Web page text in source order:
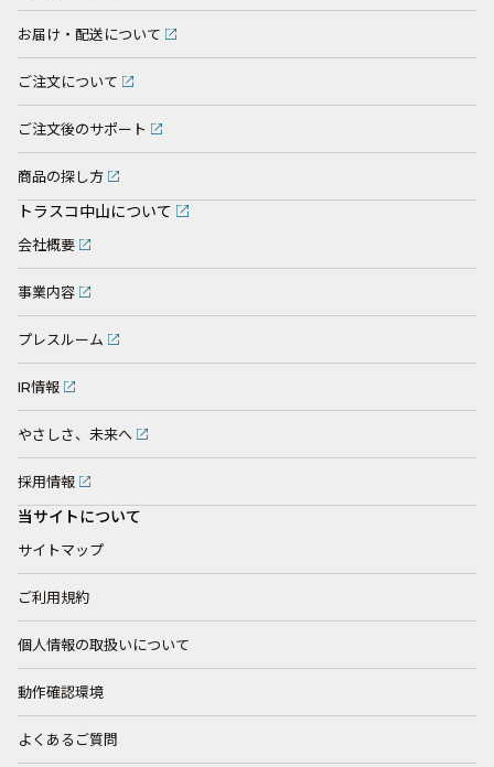
お届け・配送について
ご注文について
ご注文後のサポート
商品の探し方
トラスコ中山について
会社概要
事業内容
プレスルーム
IR情報
やさしさ、未来へ
採用情報
当サイトについて
サイトマップ
ご利用規約
個人情報の取扱いについて
動作確認環境
よくあるご質問